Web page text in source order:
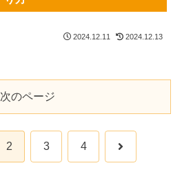
2024.12.11 2024.12.13
次のページ
2 3 4 次